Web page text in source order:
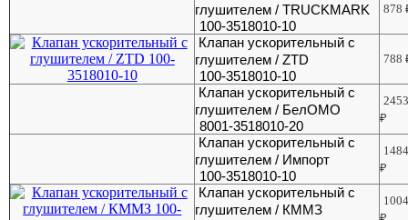
глушителем / TRUCKMARK
100-3518010-10
878
Клапан ускорительный с
глушителем / ZTD
100-3518010-10
788
Клапан ускорительный с
глушителем / БелОМО
8001-3518010-20
₽
Клапан ускорительный с
глушителем / Импорт
100-3518010-10
₽
Клапан ускорительный с
глушителем / КММЗ